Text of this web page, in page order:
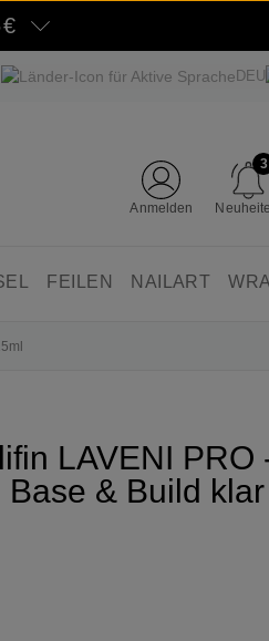
DEU
Anmelden
3
FEILEN NAILART
LAVENI PRO
Base & Build